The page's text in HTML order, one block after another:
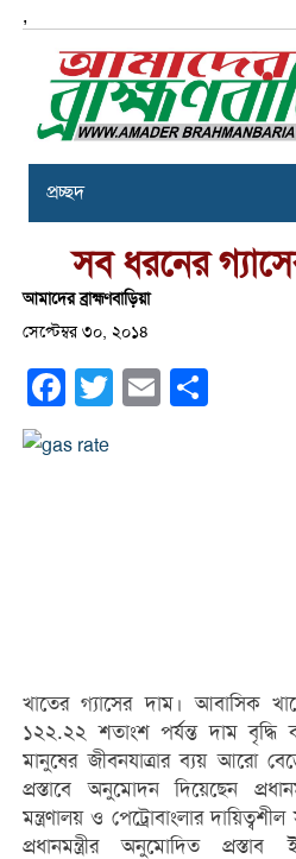
,
প্রচ্ছদ
সব ধরনের
আমাদের ব্রাহ্মণবাড়িয়া
সেপ্টেম্বর ৩০, ২০১৪
Facebook
Twitter Email
খাতের গ্যাসের দাম। আবাসিক
১২২.২২ শতাংশ পর্যন্ত দাম
মানুষের জীবনযাত্রার ব্যয় আরো
প্রস্তাবে অনুমোদন দিয়েছেন
মন্ত্রণালয় ও পেট্রোবাংলার
প্রধানমন্ত্রীর অনুমোদিত প্রস্তাব